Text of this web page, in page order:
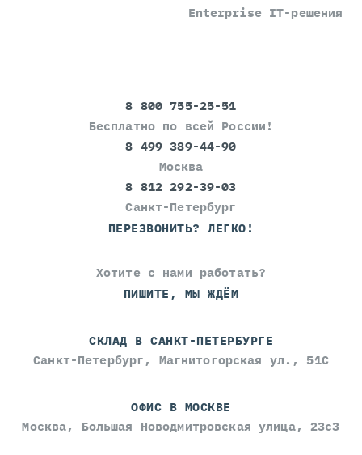
Enterprise IT-решения
8 800 755-25-51
Бесплатно по всей России!
8 499 389-44-90
Москва
8 812 292-39-03
Санкт-Петербург
ПЕРЕЗВОНИТЬ? ЛЕГКО!
Хотите с нами работать?
ПИШИТЕ, МЫ ЖДЁМ
СКЛАД В САНКТ-ПЕТЕРБУРГЕ
Санкт-Петербург, Магнитогорская ул., 51С
ОФИС В МОСКВЕ
Москва, Большая Новодмитровская улица, 23с3